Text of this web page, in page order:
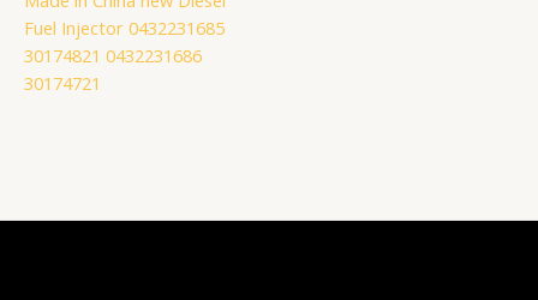
Fuel Injector 0432231685
30174821 0432231686
30174721